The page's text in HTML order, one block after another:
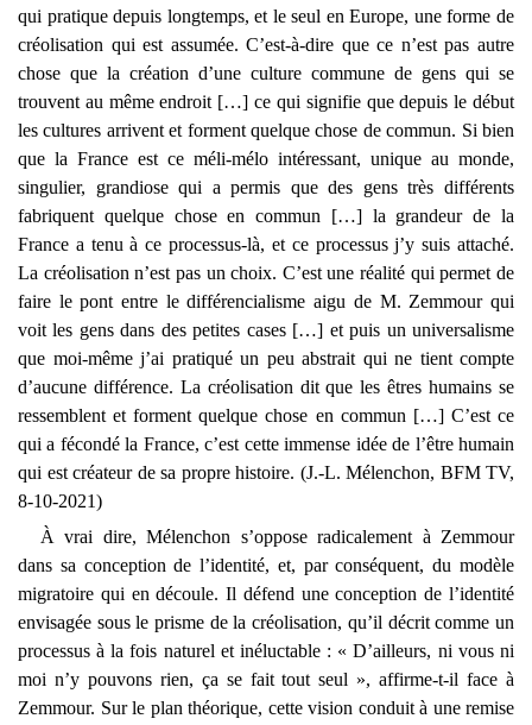
qui pratique depuis longtemps, et le seul en Europe, une forme de
créolisation qui est assumée. C’est-à-dire que ce n’est pas autre
chose que la création d’une culture commune de gens qui se
trouvent au même endroit […] ce qui signifie que depuis le début
les cultures arrivent et forment quelque chose de commun. Si bien
que la France est ce méli-mélo intéressant, unique au monde,
singulier, grandiose qui a permis que des gens très différents
fabriquent quelque chose en commun […] la grandeur de la
France a tenu à ce processus-là, et ce processus j’y suis attaché.
La créolisation n’est pas un choix. C’est une réalité qui permet de
faire le pont entre le différencialisme aigu de M. Zemmour qui
voit les gens dans des petites cases […] et puis un universalisme
que moi-même j’ai pratiqué un peu abstrait qui ne tient compte
d’aucune différence. La créolisation dit que les êtres humains se
ressemblent et forment quelque chose en commun […] C’est ce
qui a fécondé la France, c’est cette immense idée de l’être humain
qui est créateur de sa propre histoire. (J.-L. Mélenchon, BFM TV,
8-10-2021)
À vrai dire, Mélenchon s’oppose radicalement à Zemmour
dans sa conception de l’identité, et, par conséquent, du modèle
migratoire qui en découle. Il défend une conception de l’identité
envisagée sous le prisme de la créolisation, qu’il décrit comme un
processus à la fois naturel et inéluctable : « D’ailleurs, ni vous ni
moi n’y pouvons rien, ça se fait tout seul », affirme-t-il face à
Zemmour. Sur le plan théorique, cette vision conduit à une remise